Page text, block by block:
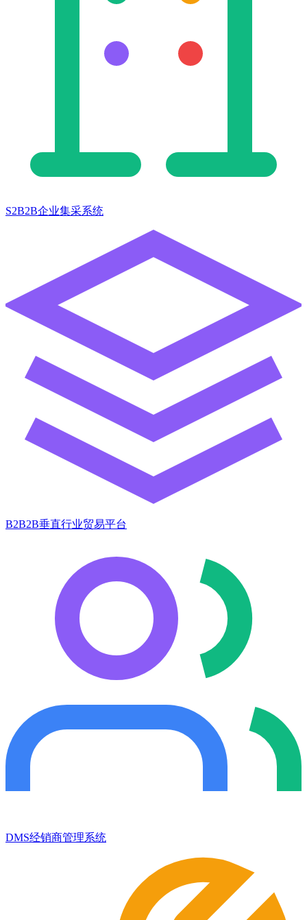
S2B2B企业集采系统
B2B2B垂直行业贸易平台
DMS经销商管理系统